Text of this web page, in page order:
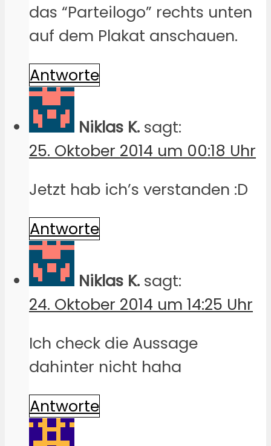
das “Parteilogo” rechts unten
auf dem Plakat anschauen.
Antworte
Niklas K. sagt:
25. Oktober 2014 um 00:18 Uhr
Jetzt hab ich’s verstanden :D
Antworte
Niklas K. sagt:
24. Oktober 2014 um 14:25 Uhr
Ich check die Aussage
dahinter nicht haha
Antworte